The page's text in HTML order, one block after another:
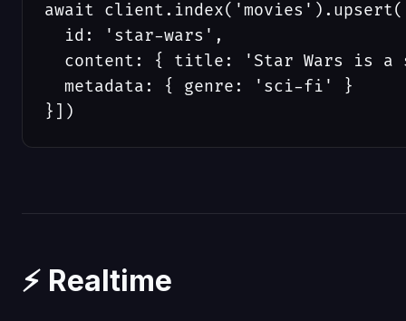
await
  id: 'star-wars',
content: { title: 'Star Wars is a
  metadata: { genre: 'sci-fi' }
}])
⚡ Realtime